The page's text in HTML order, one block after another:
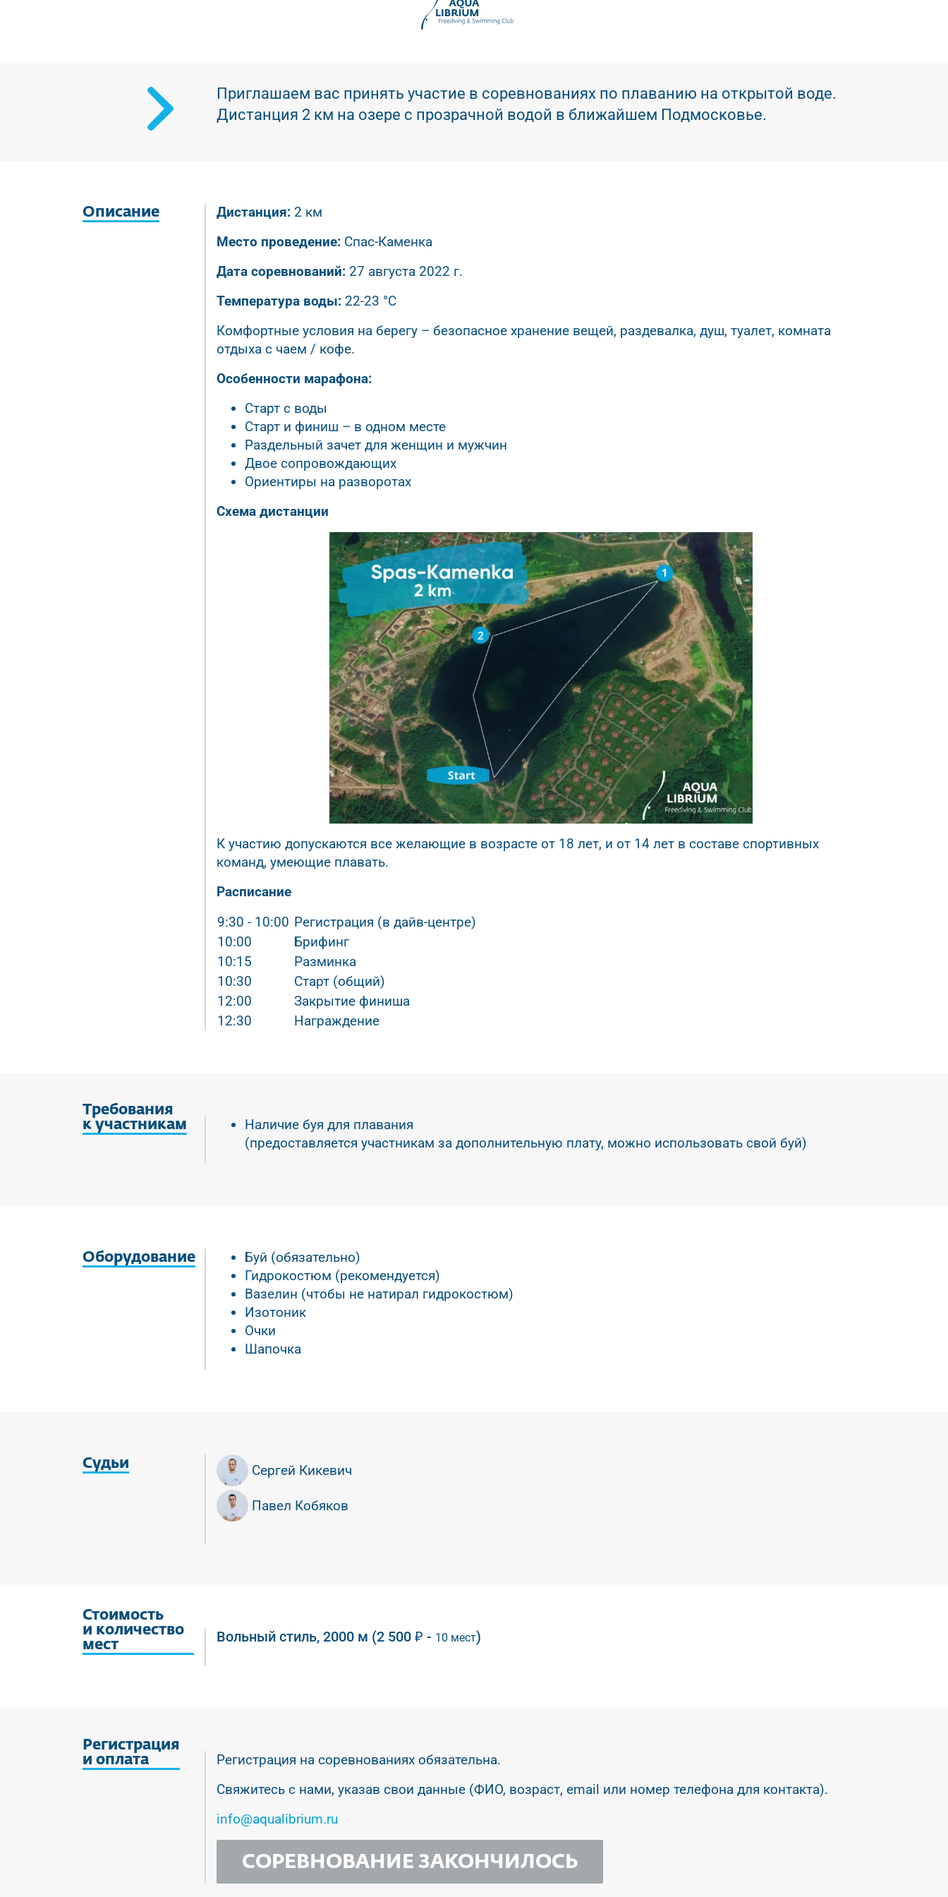
Краткое описаниеПриглашаем вас принять участие в соревнованиях по плаванию на открытой воде.
Дистанция 2 км на озере с прозрачной водой в ближайшем Подмосковье.
Описание Дистанция: 2 км
Место проведение: Спас-Каменка
Дата соревнований: 27 августа 2022 г.
Температура воды: 22-23 °C
Комфортные условия на берегу – безопасное хранение вещей, раздевалка, душ, туалет, комната
отдыха с чаем / кофе.
Особенности марафона:
Старт с воды
Старт и финиш – в одном месте
Раздельный зачет для женщин и мужчин
Двое сопровождающих
Ориентиры на разворотах
Схема дистанции
К участию допускаются все желающие в возрасте от 18 лет, и от 14 лет в составе спортивных
команд, умеющие плавать.
Расписание
9:30 - 10:00 Регистрация (в дайв-центре)
10:00
Брифинг
10:15
Разминка
10:30
Старт (общий)
12:00
Закрытие финиша
12:30
Награждение
Требования
к участникам
Наличие буя для плавания
(предоставляется участникам за дополнительную плату, можно использовать свой буй)
Оборудование
Буй (обязательно)
Гидрокостюм (рекомендуется)
Вазелин (чтобы не натирал гидрокостюм)
Изотоник
Очки
Шапочка
Судьи Сергей Кикевич
Павел Кобяков
Стоимость
и количество
мест
Вольный стиль, 2000 м (2 500 ₽ - 10 мест)
Регистрация
и оплата
Регистрация на соревнованиях обязательна.
Свяжитесь с нами, указав свои данные (ФИО, возраст, email или номер телефона для контакта).
info@aqualibrium.ru
СОРЕВНОВАНИЕ ЗАКОНЧИЛОСЬ